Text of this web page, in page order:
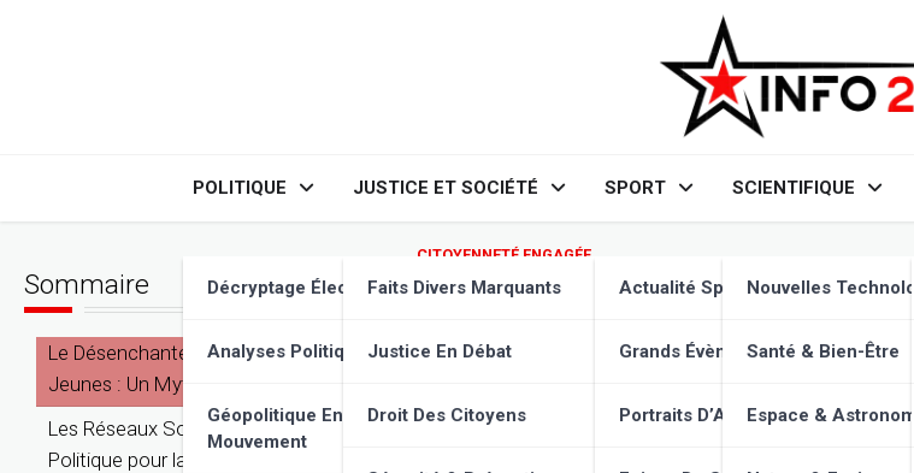
POLITIQUE
Décryptage Élections
Analyses Politiques
Géopolitique En
Mouvement
JUSTICE ET SOCIÉTÉ
Faits Divers Marquants
Justice En Débat
Droit Des Citoyens
SPORT
Actualité Sportive
Grands Évènements
Portraits D’Athlètes
SCIENTIFIQUE
Nouvelles
Santé & Bien-Être
Espace &
CITOYENNETÉ ENGAGÉE
Jeunes & Politique : Une
Sommaire
Le Désenchantement Politique des
Jeunes : Un Mythe ?
Les Réseaux Sociaux : Un Terrain de Jeu
Politique pour la Jeunesse ?